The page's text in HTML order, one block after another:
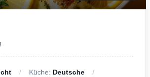
Küche: Deutsche